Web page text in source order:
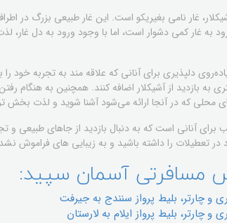
غار نامی بغیریکو است. این غار طبیعی بزرگ در
به غار کمی دشوار است، اما با وجود ورود به دل غار،
دلپذیری برای آنانی که علاقه مند به تجربه خود
بازدید از آشیکلار اضافه کنند. همچنین به هنگام
محلی که در آنجا ارائه می‌شود آشنا شوید و لذت بخش
برای آنانی است که به دنبال بازدید از جاهای طبیعی
تعطیلات را داشته باشید و به زیبایی های فراموش
مسافرتی آسمان سپید:
و چارتر، بليط پرواز سنندج به جیرفت
چارتر، بليط پرواز ایلام به لارستان